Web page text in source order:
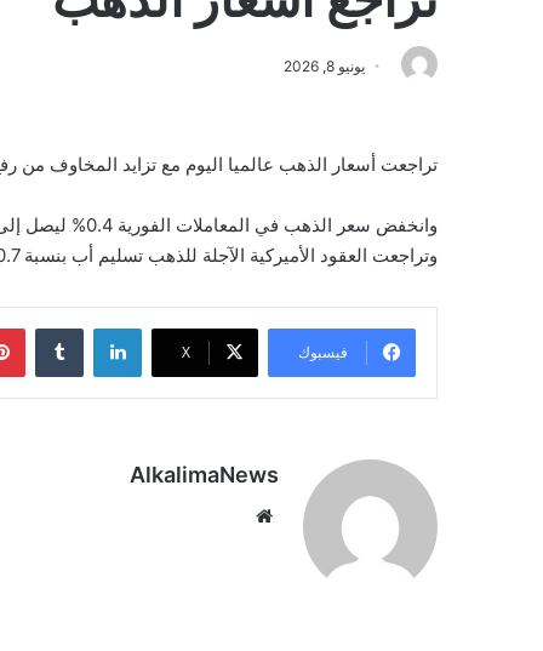
يونيو 8, 2026
تراجعت ‌أسعار الذهب عالميا اليوم مع تزايد المخاوف من
وتراجعت العقود الأميركية الآجلة للذهب تسليم أب بنسبة 0.7% لتصل إلى 4336.30 دولارا.
فيسبوك ‫X
لينكدإن
AlkalimaNews